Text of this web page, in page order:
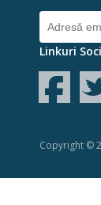
Linkuri
Copyright ©